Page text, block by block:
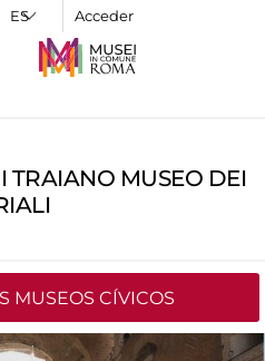
Acceder
TRAIANO MUSEO DEI
MUSEOS CÍVICOS